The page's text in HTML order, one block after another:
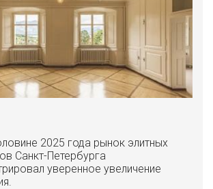
2025 года рынок элитных
Санкт-Петербурга
уверенное увеличение